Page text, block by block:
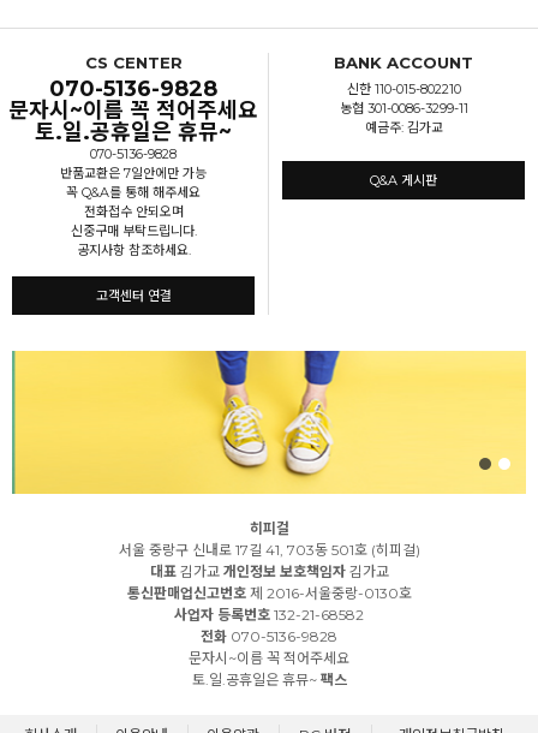
CS CENTER
070-5136-9828
문자시~이름 꼭 적어주세요
토.일.공휴일은 휴뮤~
070-5136-9828
반품교환은 7일안에만 가능
꼭 Q&A를 통해 해주세요
전화접수 안되오며
신중구매 부탁드립니다.
공지사항 참조하세요.
고객센터 연결
BANK ACCOUNT
신한 110-015-802210
농협 301-0086-3299-11
예금주: 김가교
Q&A 게시판
히피걸
서울 중랑구 신내로 17길 41, 703동 501호 (히피걸)
대표김가교 개인정보 보호책임자김가교
통신판매업신고번호제 2016-서울중랑-0130호
사업자 등록번호 132-21-68582
전화 070-5136-9828
문자시~이름 꼭 적어주세요
토.일.공휴일은 휴뮤~ 팩스